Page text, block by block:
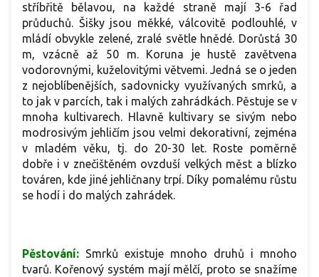
stříbřitě bělavou, na každé straně mají 3-6 řad
průduchů. Šišky jsou měkké, válcovitě podlouhlé, v
mládí obvykle zelené, zralé světle hnědé. Dorůstá 30
m, vzácně až 50 m. Koruna je hustě zavětvena
vodorovnými, kuželovitými větvemi. Jedná se o jeden
z nejoblíbenějších, sadovnicky využívaných smrků, a
to jak v parcích, tak i malých zahrádkách. Pěstuje se v
mnoha kultivarech. Hlavně kultivary se sivým nebo
modrosivým jehličím jsou velmi dekorativní, zejména
v mladém věku, tj. do 20-30 let. Roste poměrně
dobře i v znečištěném ovzduší velkých měst a blízko
továren, kde jiné jehličnany trpí. Díky pomalému růstu
se hodí i do malých zahrádek.
Pěstování: Smrků existuje mnoho druhů i mnoho
tvarů. Kořenový systém mají mělčí, proto se snažíme